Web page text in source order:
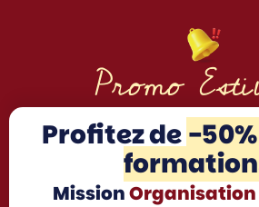
Promo
Profitez de -
MissionOrganisation